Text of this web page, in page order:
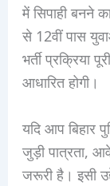
में सिपाही बनने
से 12वीं पास
भर्ती प्रक्रिया
आधारित होगी।
यदि आप बिहार
जुड़ी पात्रता,
जरूरी है। इसी